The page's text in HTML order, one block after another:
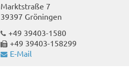
Marktstraße 7
39397 Gröningen
+49 39403-1580
+49 39403-158299
E-Mail